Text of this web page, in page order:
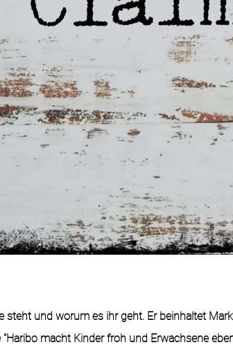
und worum es ihr geht. Er beinhaltet
macht Kinder froh und Erwachsene